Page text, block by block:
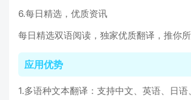
6.每日精选，优质资讯
每日精选双语阅读，独家优质翻译，推你
应用优势
1.多语种文本翻译：支持中文、英语、日